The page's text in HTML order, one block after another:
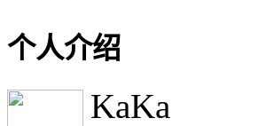
个人介绍
KaKa